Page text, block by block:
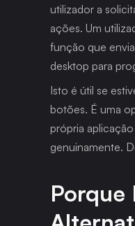
utilizador a
ações. Um
função que
desktop para
Isto é útil se
botões. É uma
própria
genuinamente.
Porque